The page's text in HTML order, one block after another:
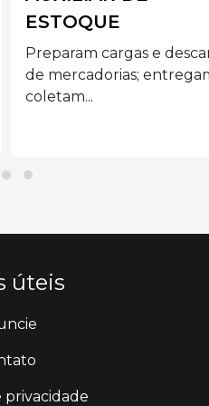
Preferencialmente
acima de 40 anos com
disponibilidade de...
úteis
privacidade